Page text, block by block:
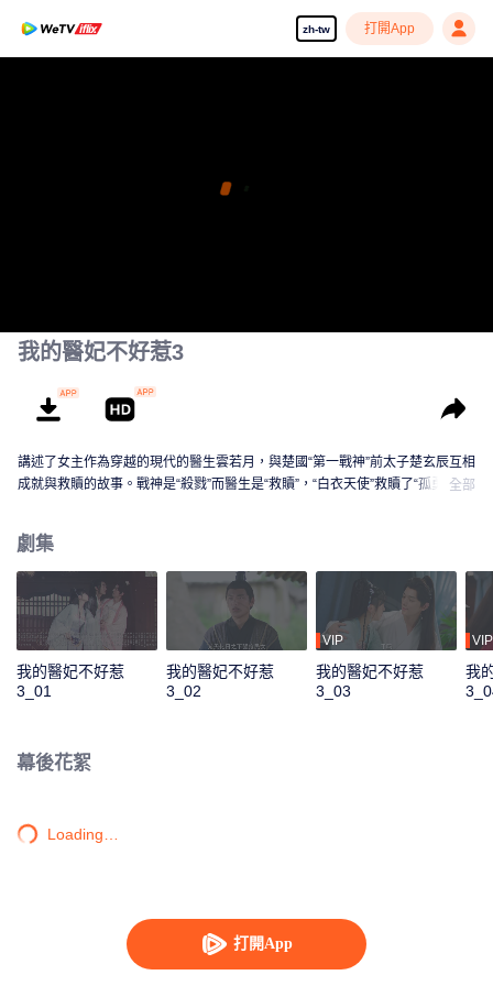
zh-tw 打開App
打開App
我的醫妃不好惹3
講述了女主作為穿越的現代的醫生雲若月，與楚國“第一戰神”前太子楚玄辰互相
成就與救贖的故事。戰神是“殺戮”而醫生是“救贖”，“白衣天使”救贖了“孤勇王
情徐徐展開，漸漸升華。在幫助楚玄辰完成家國天下的過程中患難與共，互相
敞開心扉，同心協力，醫治天下百姓，解決蒼生疾苦，終得大成。
全部
劇集
我的醫妃不好惹
3_01
我的醫妃不好惹
3_02
VIP
我的醫妃不好惹
3_03
VIP
我
幕後花絮
Loading…